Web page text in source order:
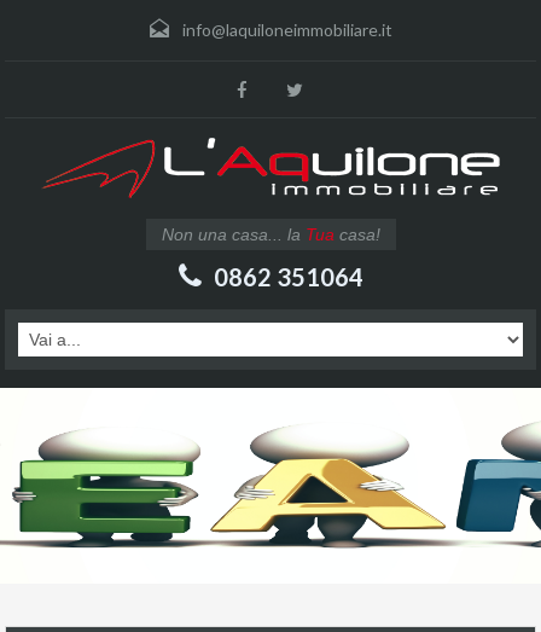
info@laquiloneimmobiliare.it
Non una casa... la Tua casa!
0862 351064